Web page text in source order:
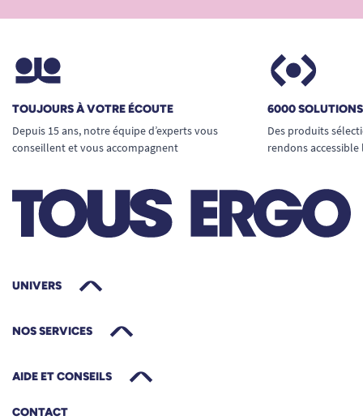
TOUJOURS À VOTRE ÉCOUTE
Depuis 15 ans, notre équipe d’experts vous
conseillent et vous accompagnent
6000
Des produits
rendons
UNIVERS
NOS SERVICES
AIDE ET CONSEILS
CONTACT